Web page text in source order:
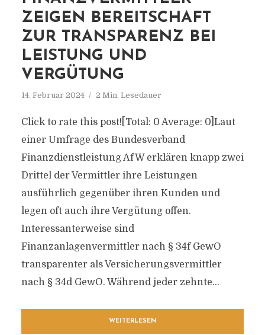
ZEIGEN BEREITSCHAFT
ZUR TRANSPARENZ BEI
LEISTUNG UND
VERGÜTUNG
14. Februar 2024 2 Min. Lesedauer
Click to rate this post![Total: 0 Average: 0]Laut
einer Umfrage des Bundesverband
Finanzdienstleistung AfW erklären knapp zwei
Drittel der Vermittler ihre Leistungen
ausführlich gegenüber ihren Kunden und
legen oft auch ihre Vergütung offen.
Interessanterweise sind
Finanzanlagenvermittler nach § 34f GewO
transparenter als Versicherungsvermittler
nach § 34d GewO. Während jeder zehnte...
WEITERLESEN